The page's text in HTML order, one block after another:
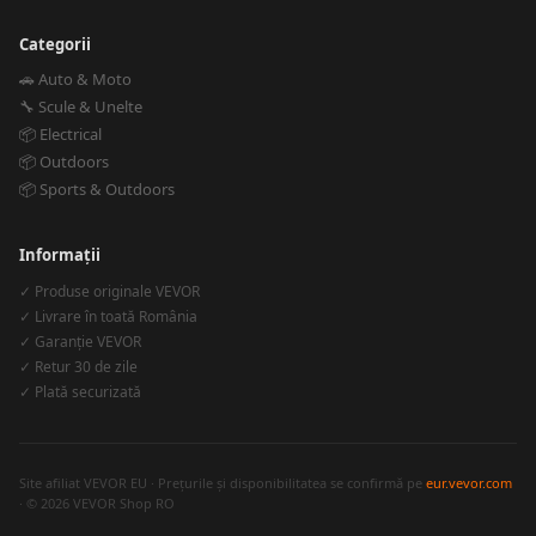
Categorii
🚗 Auto & Moto
🔧 Scule & Unelte
📦 Electrical
📦 Outdoors
📦 Sports & Outdoors
Informații
✓ Produse originale VEVOR
✓ Livrare în toată România
✓ Garanție VEVOR
✓ Retur 30 de zile
✓ Plată securizată
Site afiliat VEVOR EU · Prețurile și disponibilitatea se confirmă pe eur.vevor.com
· © 2026 VEVOR Shop RO